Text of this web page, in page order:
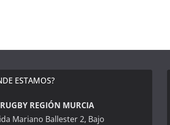
ESTAMOS?
REGIÓN MURCIA
Mariano Ballester 2, Bajo